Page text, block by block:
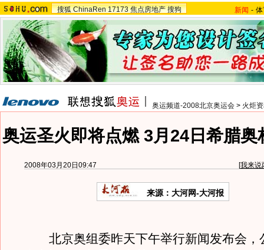
搜狐 ChinaRen 17173 焦点房地产 搜狗 新闻 -
奥运频道-2008北京奥运会 > 火炬
奥运圣火即将点燃 3月24日希腊奥
2008年03月20日09:47 [我来说
来源：大河网-大河报
北京奥组委昨天下午举行新闻发布会，